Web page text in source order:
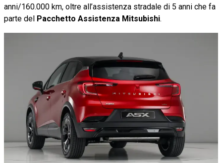
anni/160.000 km, oltre all’assistenza stradale di 5 anni che fa
parte del Pacchetto Assistenza Mitsubishi.